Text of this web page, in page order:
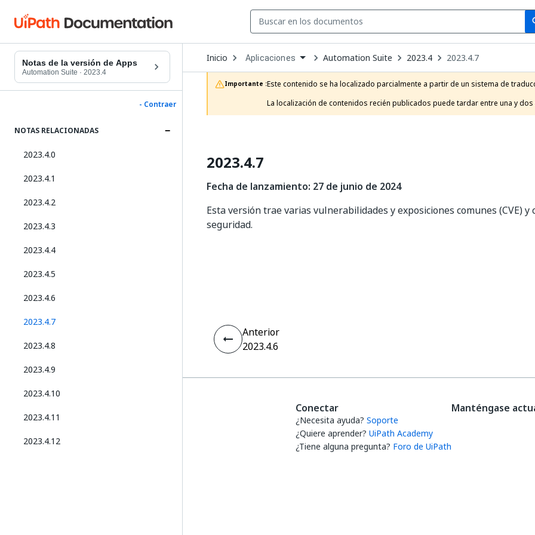
Notas de la versión de Apps
Automation Suite · 2023.4
- Contraer
NOTAS RELACIONADAS
2023.4.0
2023.4.1
2023.4.2
2023.4.3
2023.4.4
2023.4.5
2023.4.6
2023.4.7
2023.4.8
2023.4.9
2023.4.10
2023.4.11
2023.4.12
Inicio Open
Dropdown
to
choose
product
Aplicaciones Automation Suite 2023.4 2023.4.7
Importante :Este contenido se ha localizado parcialmente a partir de un sistema de
La localización de contenidos recién publicados puede tardar entre una y
2023.4.7
Fecha de lanzamiento: 27 de junio de 2024
Esta versión trae varias vulnerabilidades y exposiciones comunes (CVE) y
seguridad.
Anterior
2023.4.6
Conectar
¿Necesita ayuda? Soporte
¿Quiere aprender? UiPath Academy
¿Tiene alguna pregunta? Foro de UiPath
Manténgase